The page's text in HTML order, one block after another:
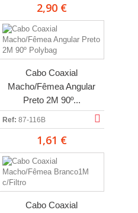
2,90 €
Cabo Coaxial
Macho/Fêmea Angular
Preto 2M 90º...
Ref: 87-116B
1,61 €
Cabo Coaxial